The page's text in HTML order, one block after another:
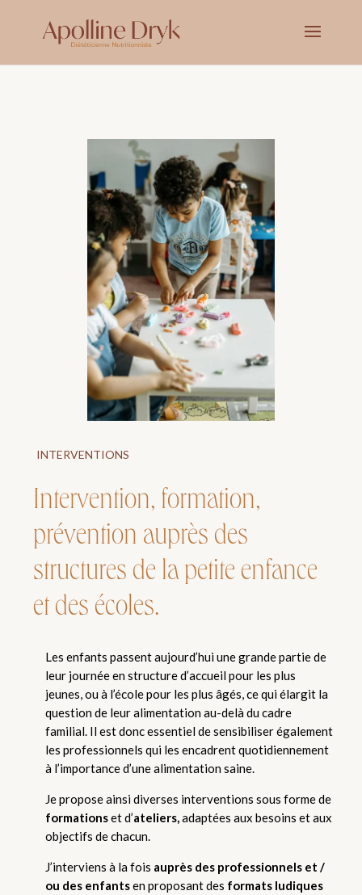
INTERVENTIONS
Intervention, formation,
prévention auprès des
structures de la petite enfance
et des écoles.
Les enfants passent aujourd’hui une grande partie de
leur journée en structure d’accueil pour les plus
jeunes, ou à l’école pour les plus âgés, ce qui élargit la
question de leur alimentation au-delà du cadre
familial. Il est donc essentiel de sensibiliser également
les professionnels qui les encadrent quotidiennement
à l’importance d’une alimentation saine.
Je propose ainsi diverses interventions sous forme de
formationset d’ateliers,adaptées aux besoins et aux
objectifs de chacun.
J’interviens à la fois auprès des professionnels et /
ou des enfantsen proposant des formats ludiques